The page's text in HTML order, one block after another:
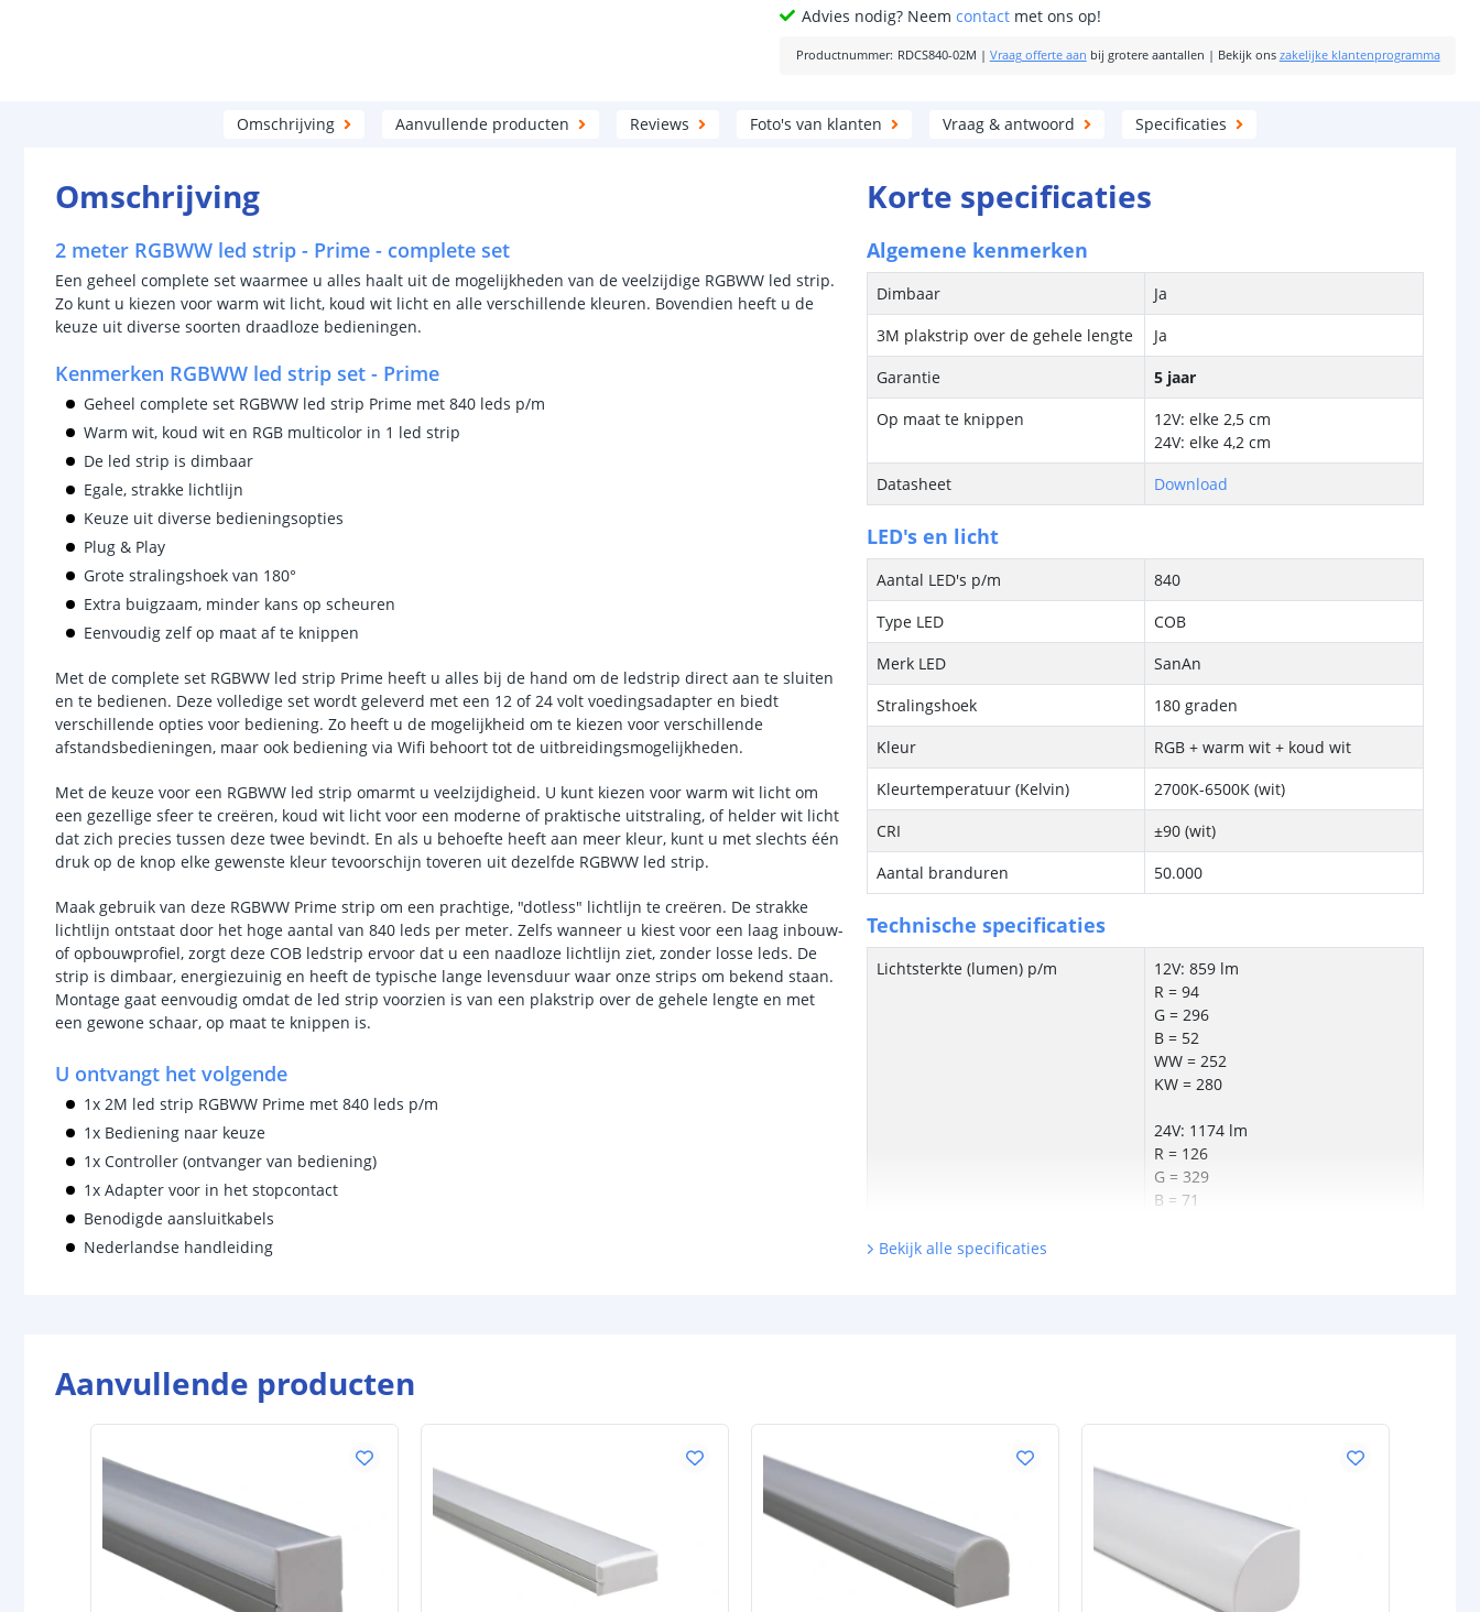
Advies nodig? Neemcontact met ons op!
Productnummer: RDCS840-02M | Vraag offerte aan bij grotere aantallen | Bekijk ons zakelijke klantenprogramma
Omschrijving Aanvullende producten Reviews Foto's van klanten Vraag & antwoord Specificaties
Omschrijving
2 meter RGBWW led strip - Prime - complete set
Een geheel complete set waarmee u alles haalt uit de mogelijkheden van de veelzijdige RGBWW led strip.
Zo kunt u kiezen voor warm wit licht, koud wit licht en alle verschillende kleuren. Bovendien heeft u de
keuze uit diverse soorten draadloze bedieningen.
Kenmerken RGBWW led strip set - Prime
Geheel complete set RGBWW led strip Prime met 840 leds p/m
Warm wit, koud wit en RGB multicolor in 1 led strip
De led strip is dimbaar
Egale, strakke lichtlijn
Keuze uit diverse bedieningsopties
Plug & Play
Grote stralingshoek van 180°
Extra buigzaam, minder kans op scheuren
Eenvoudig zelf op maat af te knippen
Met de complete set RGBWW led strip Prime heeft u alles bij de hand om de ledstrip direct aan te sluiten
en te bedienen. Deze volledige set wordt geleverd met een 12 of 24 volt voedingsadapter en biedt
verschillende opties voor bediening. Zo heeft u de mogelijkheid om te kiezen voor verschillende
afstandsbedieningen, maar ook bediening via Wifi behoort tot de uitbreidingsmogelijkheden.
Met de keuze voor een RGBWW led strip omarmt u veelzijdigheid. U kunt kiezen voor warm wit licht om
een gezellige sfeer te creëren, koud wit licht voor een moderne of praktische uitstraling, of helder wit licht
dat zich precies tussen deze twee bevindt. En als u behoefte heeft aan meer kleur, kunt u met slechts één
druk op de knop elke gewenste kleur tevoorschijn toveren uit dezelfde RGBWW led strip.
Maak gebruik van deze RGBWW Prime strip om een prachtige, "dotless" lichtlijn te creëren. De strakke
lichtlijn ontstaat door het hoge aantal van 840 leds per meter. Zelfs wanneer u kiest voor een laag inbouw-
of opbouwprofiel, zorgt deze COB ledstrip ervoor dat u een naadloze lichtlijn ziet, zonder losse leds. De
strip is dimbaar, energiezuinig en heeft de typische lange levensduur waar onze strips om bekend staan.
Montage gaat eenvoudig omdat de led strip voorzien is van een plakstrip over de gehele lengte en met
een gewone schaar, op maat te knippen is.
U ontvangt het volgende
1x 2M led strip RGBWW Prime met 840 leds p/m
1x Bediening naar keuze
1x Controller (ontvanger van bediening)
1x Adapter voor in het stopcontact
Benodigde aansluitkabels
Nederlandse handleiding
Korte specificaties
Algemene kenmerken
Dimbaar
Ja
3M plakstrip over de gehele lengte
Ja
Garantie
5 jaar
Op maat te knippen
12V: elke 2,5 cm
24V: elke 4,2 cm
Datasheet
Download
LED's en licht
Aantal LED's p/m
840
Type LED
COB
Merk LED
SanAn
Stralingshoek
180 graden
Kleur
RGB + warm wit + koud wit
Kleurtemperatuur (Kelvin)
2700K-6500K (wit)
CRI
±90 (wit)
Aantal branduren
50.000
Technische specificaties
Lichtsterkte (lumen) p/m
12V: 859 lm
R = 94
G = 296
B = 52
WW = 252
KW = 280
24V: 1174 lm
R = 126
G = 329
B = 71
Strip eigenschappen
Bescherming
IP20, IP65 of IP67
Materiaal waterdichte
Siliconen
Bekijk alle specificaties
Aanvullende producten